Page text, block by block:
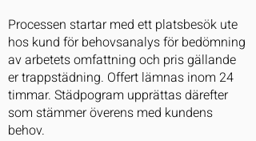
Processen startar med ett platsbesök ute
hos kund för behovsanalys för bedömning
av arbetets omfattning och pris gällande
er trappstädning. Offert lämnas inom 24
timmar. Städpogram upprättas därefter
som stämmer överens med kundens
behov.